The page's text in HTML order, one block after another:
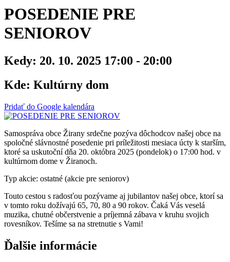
POSEDENIE PRE
SENIOROV
Kedy: 20. 10. 2025 17:00 - 20:00
Kde: Kultúrny dom
Pridať do Google kalendára
Samospráva obce Žirany srdečne pozýva dôchodcov našej obce na
spoločné slávnostné posedenie pri príležitosti mesiaca úcty k starším,
ktoré sa uskutoční dňa 20. októbra 2025 (pondelok) o 17:00 hod. v
kultúrnom dome v Žiranoch.
Typ akcie: ostatné (akcie pre seniorov)
Touto cestou s radosťou pozývame aj jubilantov našej obce, ktorí sa
v tomto roku dožívajú 65, 70, 80 a 90 rokov. Čaká Vás veselá
muzika, chutné občerstvenie a príjemná zábava v kruhu svojich
rovesníkov. Tešíme sa na stretnutie s Vami!
Ďalšie informácie